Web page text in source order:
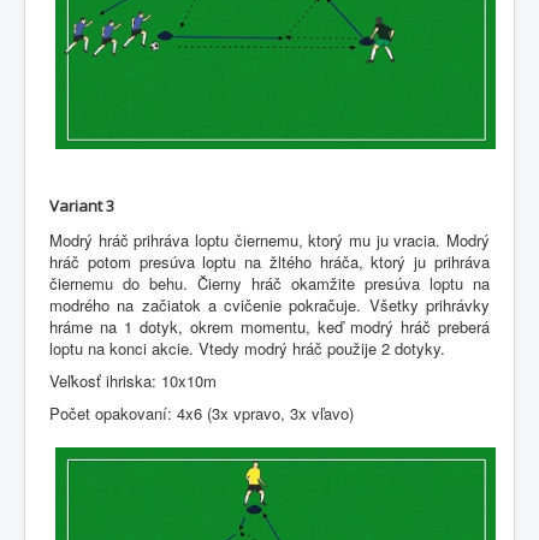
Variant 3
Modrý hráč prihráva loptu čiernemu, ktorý mu ju vracia. Modrý
hráč potom presúva loptu na žltého hráča, ktorý ju prihráva
čiernemu do behu. Čierny hráč okamžite presúva loptu na
modrého na začiatok a cvičenie pokračuje. Všetky prihrávky
hráme na 1 dotyk, okrem momentu, keď modrý hráč preberá
loptu na konci akcie. Vtedy modrý hráč použije 2 dotyky.
Veľkosť ihriska: 10x10m
Počet opakovaní: 4x6 (3x vpravo, 3x vľavo)